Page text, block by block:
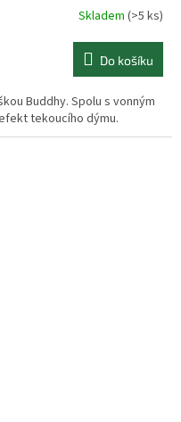
Skladem(>5 ks)
Do košíku
Buddhy. Spolu s vonným
tekoucího dýmu.